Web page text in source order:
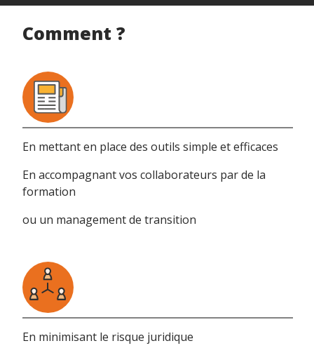
Comment ?
En mettant en place des outils simple et efficaces
En accompagnant vos collaborateurs par de la
formation
ou un management de transition
En minimisant le risque juridique